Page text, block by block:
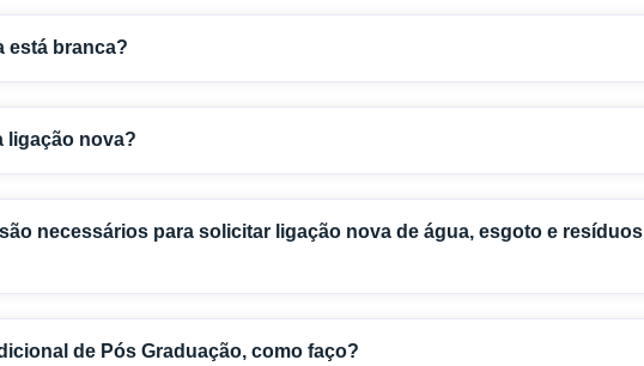
está branca?
ligação nova?
necessários para solicitar ligação nova de água, esgoto e resíduos
de Pós Graduação, como faço?